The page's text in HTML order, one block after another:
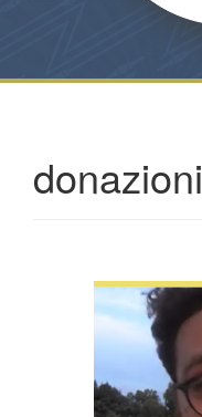
donazioni